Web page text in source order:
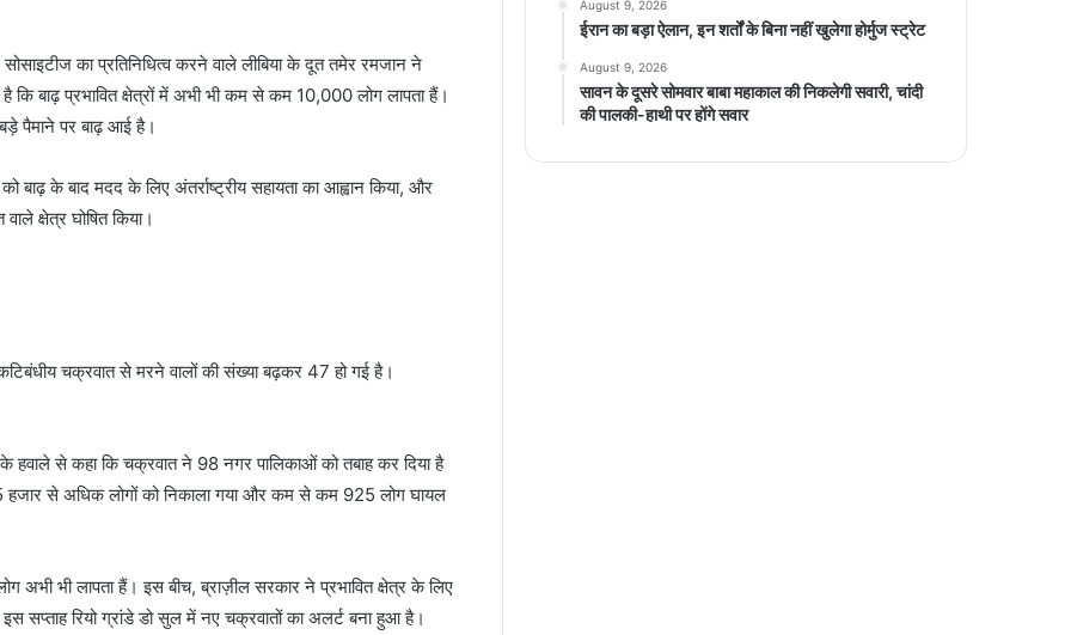
का प्रतिनिधित्व करने वाले लीबिया के दूत तमेर रमजान ने
बाढ़ प्रभावित क्षेत्रों में अभी भी कम से कम 10,000 लोग लापता हैं।
बड़े पैमाने पर बाढ़ आई है।
बाढ़ के बाद मदद के लिए अंतर्राष्ट्रीय सहायता का आह्वान किया, और
क्षेत्र घोषित किया।
चक्रवात से मरने वालों की संख्या बढ़कर 47 हो गई है।
हवाले से कहा कि चक्रवात ने 98 नगर पालिकाओं को तबाह कर दिया है
से अधिक लोगों को निकाला गया और कम से कम 925 लोग घायल
अभी भी लापता हैं। इस बीच, ब्राज़ील सरकार ने प्रभावित क्षेत्र के लिए
सप्ताह रियो ग्रांडे डो सुल में नए चक्रवातों का अलर्ट बना हुआ है।
August 9, 2026
ईरान का बड़ा ऐलान, इन शर्तों के बिना नहीं खुलेगा होर्मुज स्ट्रेट
August 9, 2026
सावन के दूसरे सोमवार बाबा महाकाल की निकलेगी सवारी, चांदी
की पालकी-हाथी पर होंगे सवार